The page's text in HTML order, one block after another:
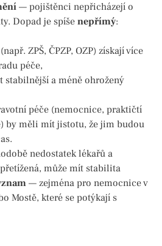
— pojištěnci nepřicházejí o
Dopad je spíše nepřímý:
ZPŠ, ČPZP, OZP) získají více
péče,
stabilnější a méně ohrožený
péče (nemocnice, praktičtí
by měli mít jistotu, že jim budou
nedostatek lékařů a
může mít stabilita
— zejména pro nemocnice v
Mostě, které se potýkají s